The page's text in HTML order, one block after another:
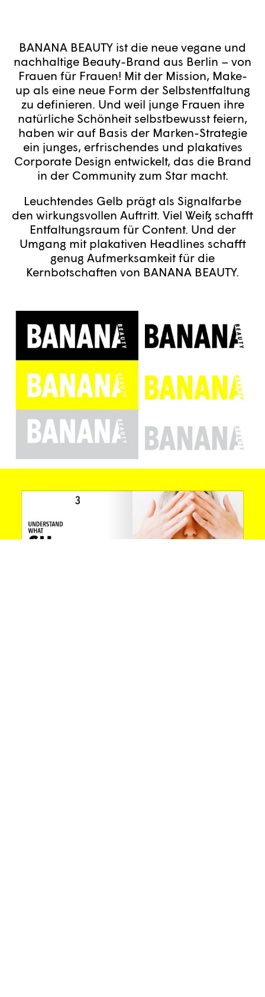
BANANA BEAUTY ist die neue vegane und
nachhaltige Beauty-Brand aus Berlin – von
Frauen für Frauen! Mit der Mission, Make-
up als eine neue Form der Selbstentfaltung
zu definieren. Und weil junge Frauen ihre
natürliche Schönheit selbstbewusst feiern,
haben wir auf Basis der Marken-Strategie
ein junges, erfrischendes und plakatives
Corporate Design entwickelt, das die Brand
in der Community zum Star macht.
Leuchtendes Gelb prägt als Signalfarbe
den wirkungsvollen Auftritt. Viel Weiß schafft
Entfaltungsraum für Content. Und der
Umgang mit plakativen Headlines schafft
genug Aufmerksamkeit für die
Kernbotschaften von BANANA BEAUTY.